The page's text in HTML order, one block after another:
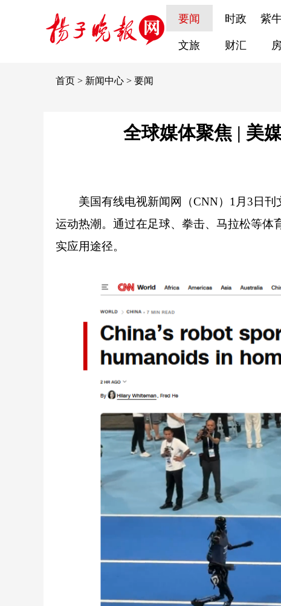
要闻 时政 紫
文旅 财汇
首页 > 新闻中心 > 要闻
全球媒体聚焦 | 美
美国有线电视新闻网（CNN）1月3日
运动热潮。通过在足球、拳击、马拉松等
实应用途径。